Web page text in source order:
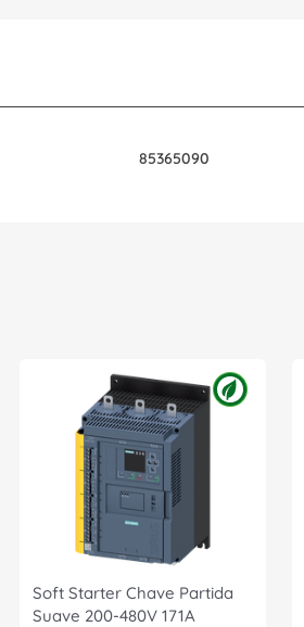
85365090
Soft Starter Chave Partida
Suave 200-480V 171A